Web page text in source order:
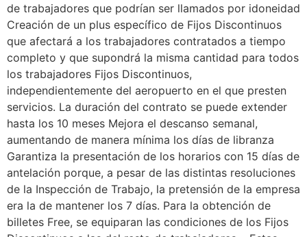
de trabajadores que podrían ser llamados por idoneidad
Creación de un plus específico de Fijos Discontinuos
que afectará a los trabajadores contratados a tiempo
completo y que supondrá la misma cantidad para todos
los trabajadores Fijos Discontinuos,
independientemente del aeropuerto en el que presten
servicios. La duración del contrato se puede extender
hasta los 10 meses Mejora el descanso semanal,
aumentando de manera mínima los días de libranza
Garantiza la presentación de los horarios con 15 días de
antelación porque, a pesar de las distintas resoluciones
de la Inspección de Trabajo, la pretensión de la empresa
era la de mantener los 7 días. Para la obtención de
billetes Free, se equiparan las condiciones de los Fijos